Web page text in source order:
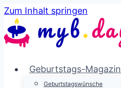
Zum Inhalt springen
Geburtstags-Magazin
Geburtstagswünsche